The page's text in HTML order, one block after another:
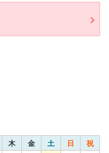
木 金 土 日 祝